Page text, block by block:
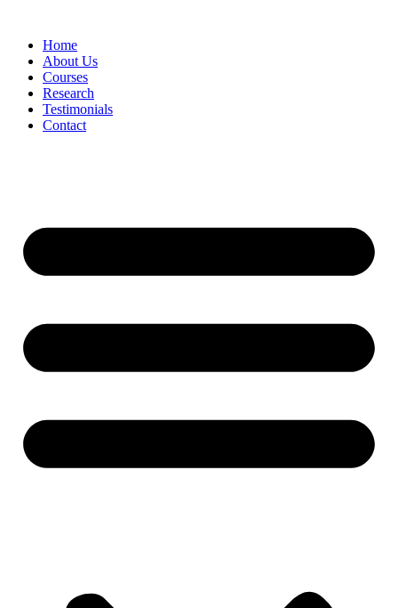
contentHome
About Us
Courses
Research
Testimonials
Contact